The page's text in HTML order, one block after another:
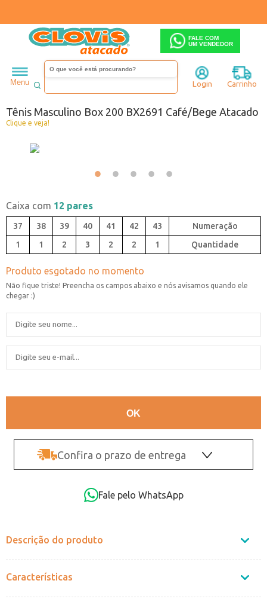
FALE COM
UM VENDEDOR
Menu Login Carrinho
Masculino Tênis
Tênis Masculino Box 200 BX2691 Café/Bege Atacado
Clique e veja!
Caixa com 12 pares
37 38 39 40 41 42
43
1
1 2 3 2 2 1 Quantidade
Confira o prazo de entrega
Fale pelo WhatsApp
Descrição do produto
Características